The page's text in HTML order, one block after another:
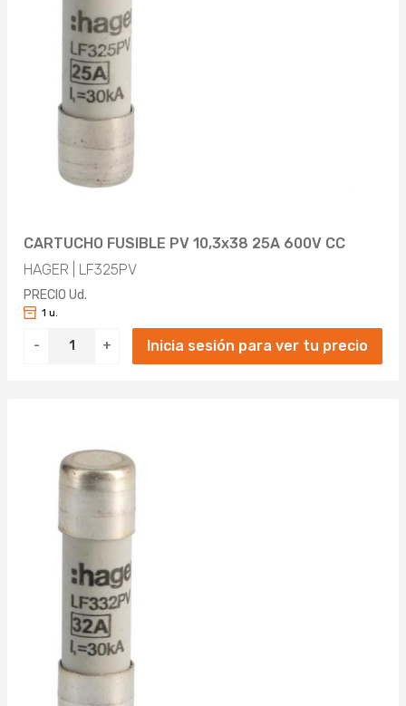
CARTUCHO FUSIBLE PV 10,3x38 25A 600V CC
HAGER | LF325PV
PRECIO Ud.
- +
1 u.
Inicia sesión para ver tu precio